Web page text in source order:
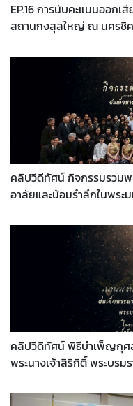
EP.16 การนับคะแนนออก
สถานกงสุลใหญ่ ณ น
คลิปวีดีทัศน์ กิจกรรมรวมพลังแห่งค
อาลัยและน้อมรำลึกในพร
หลวง ณ Queen Sirikit
นอย เมื่อวันที่ 31 มกราคม
คลิปวีดิทัศน์ พิธีบำเพ็ญกุศ
พระนางเจ้าสิริกิติ์ พระบร
นอย เมื่อวันที่ 31 มกราคม